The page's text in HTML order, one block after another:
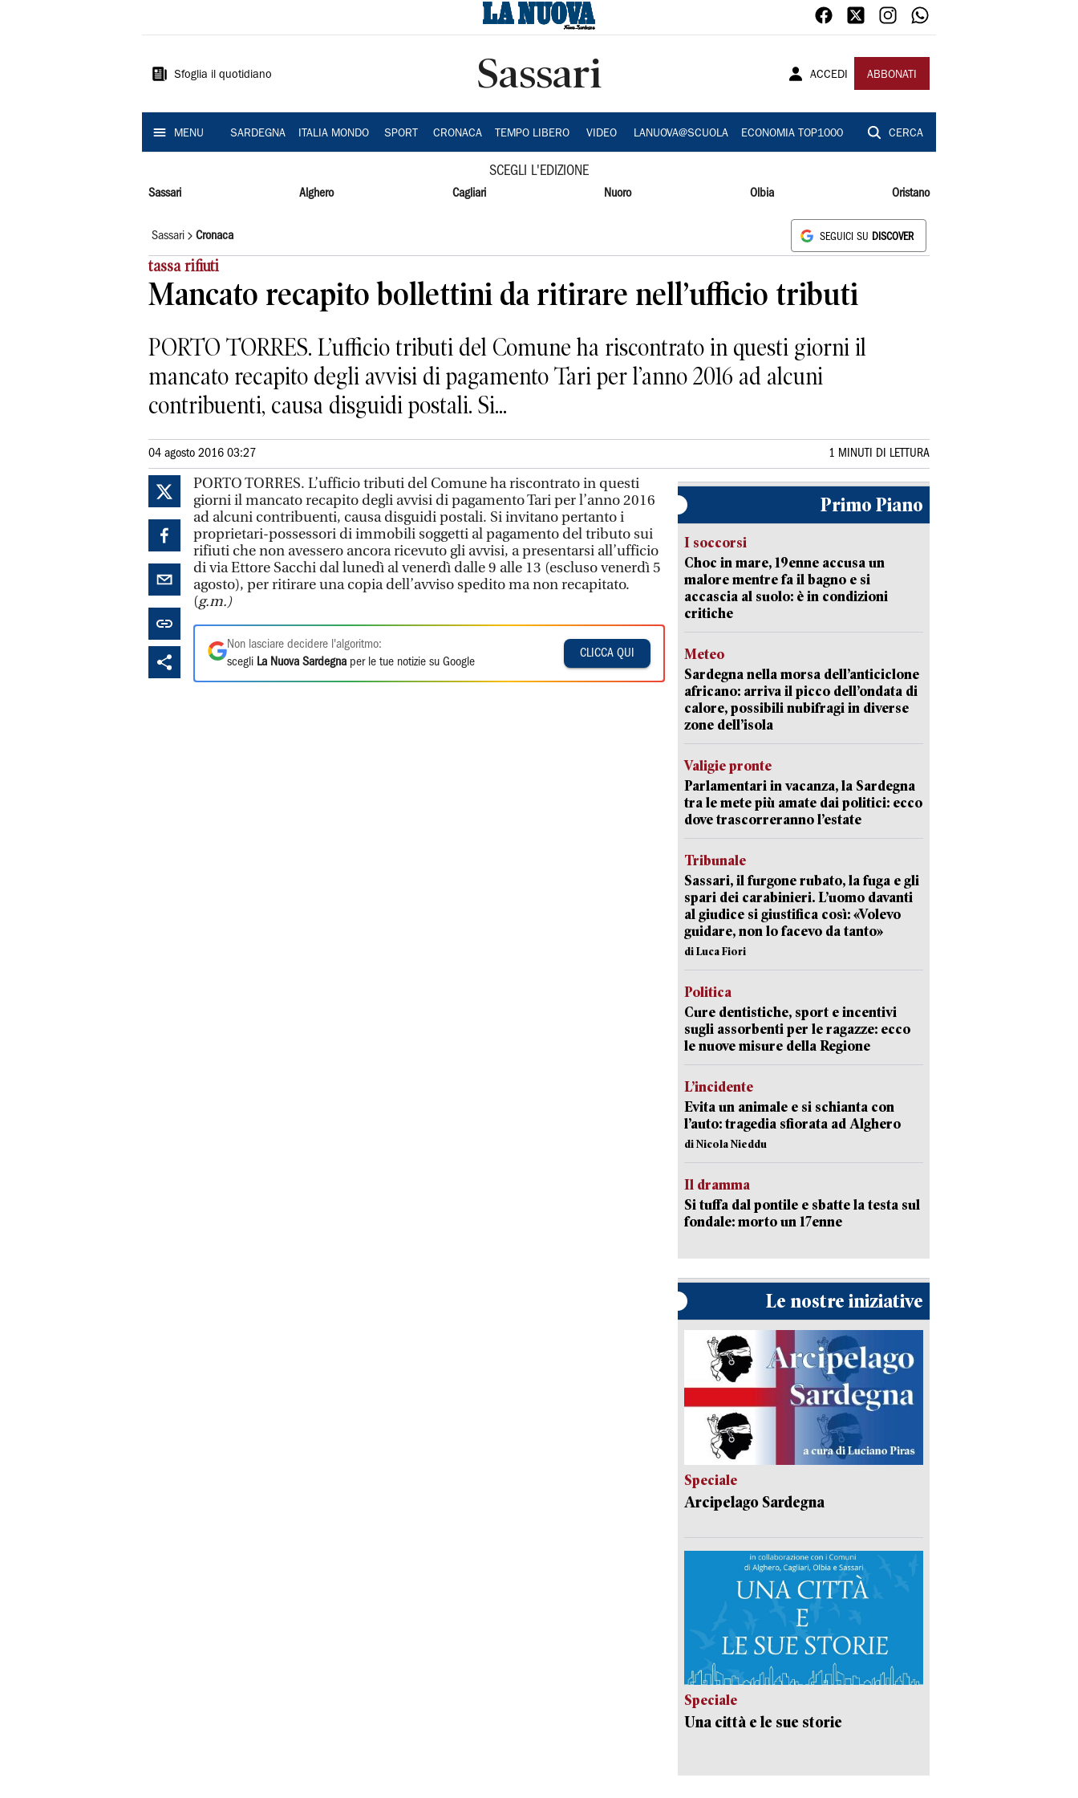
Sardegna
Sfoglia il quotidiano Sassari ACCEDI ABBONATI
MENU SARDEGNA ITALIA MONDO SPORT CRONACA TEMPO LIBERO VIDEO LANUOVA@SCUOLA ECONOMIA TOP1000 CERCA
SCEGLI L'EDIZIONE
Sassari Alghero Cagliari Nuoro Olbia Oristano
Sassari Cronaca SEGUICI SU DISCOVER
tassa rifiuti
Mancato recapito bollettini da ritirare nell’ufficio tributi
PORTO TORRES. L’ufficio tributi del Comune ha riscontrato in questi giorni il
mancato recapito degli avvisi di pagamento Tari per l’anno 2016 ad alcuni
contribuenti, causa disguidi postali. Si...
04 agosto 2016 03:27 1 MINUTI DI LETTURA
PORTO TORRES. L’ufficio tributi del Comune ha riscontrato in questi
giorni il mancato recapito degli avvisi di pagamento Tari per l’anno 2016
ad alcuni contribuenti, causa disguidi postali. Si invitano pertanto i
proprietari-possessori di immobili soggetti al pagamento del tributo sui
rifiuti che non avessero ancora ricevuto gli avvisi, a presentarsi all’ufficio
di via Ettore Sacchi dal lunedì al venerdì dalle 9 alle 13 (escluso venerdì 5
agosto), per ritirare una copia dell’avviso spedito ma non recapitato.
(g.m.)
Non lasciare decidere l'algoritmo:
scegli La Nuova Sardegna per le tue notizie su Google
CLICCA QUI
Primo Piano
I soccorsi
Choc in mare, 19enne accusa un
malore mentre fa il bagno e si
accascia al suolo: è in condizioni
critiche
Meteo
Sardegna nella morsa dell’anticiclone
africano: arriva il picco dell’ondata di
calore, possibili nubifragi in diverse
zone dell’isola
Valigie pronte
Parlamentari in vacanza, la Sardegna
tra le mete più amate dai politici: ecco
dove trascorreranno l’estate
Tribunale
Sassari, il furgone rubato, la fuga e gli
spari dei carabinieri. L’uomo davanti
al giudice si giustifica così: «Volevo
guidare, non lo facevo da tanto»
di Luca Fiori
Politica
Cure dentistiche, sport e incentivi
sugli assorbenti per le ragazze: ecco
le nuove misure della Regione
L’incidente
Evita un animale e si schianta con
l’auto: tragedia sfiorata ad Alghero
di Nicola Nieddu
Il dramma
Si tuffa dal pontile e sbatte la testa sul
fondale: morto un 17enne
Le nostre iniziative
Speciale
Arcipelago Sardegna
Speciale
Una città e le sue storie